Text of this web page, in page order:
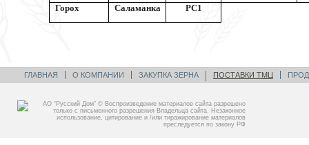
Горох Саламанка РС1
ГЛАВНАЯ О КОМПАНИИ ЗАКУПКА ЗЕРНА ПОСТАВКИ ТМЦ
АО “Русский Дом” © Воспроизведение материалов сайта разрешено
только с письменного разрешения Владельца сайта. Незаконное
использование, цитирование и /или тиражирование материалов
преследуется по закону РФ